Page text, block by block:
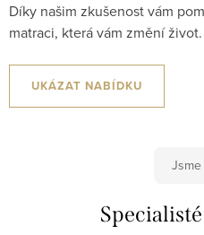
Díky našim zkušenost vám
matraci, která vám změní život.
UKÁZAT NABÍDKU